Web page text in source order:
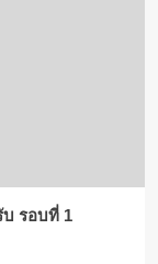
บ รอบที่ 1